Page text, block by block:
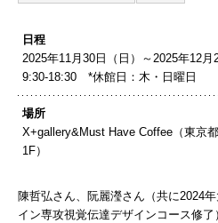
日程
2025年11月30日（日）～2025年12月
9​:30-18​:30 *​休​館日：木・​日曜​日
場所
X+gallery&Must Have Coffee（東京
1F）
陳哲弘さん、阮麗瀅さん（共に2024
イン専攻視覚伝達デザインコース修